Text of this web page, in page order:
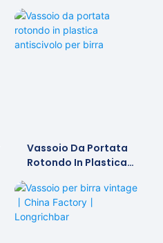
Vassoio Da Portata
Rotondo In Plastica